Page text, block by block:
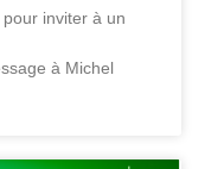
inviter à un
à Michel